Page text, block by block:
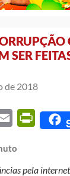
SER
de 2018
Email
pela internet